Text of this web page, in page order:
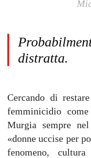
distratta.
Cercando di
femminicidio
Murgia sempre
«donne uccise per
fenomeno,